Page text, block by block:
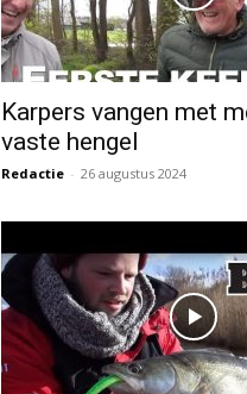
Karpers vangen met
vaste hengel
Redactie - 26 augustus 2024